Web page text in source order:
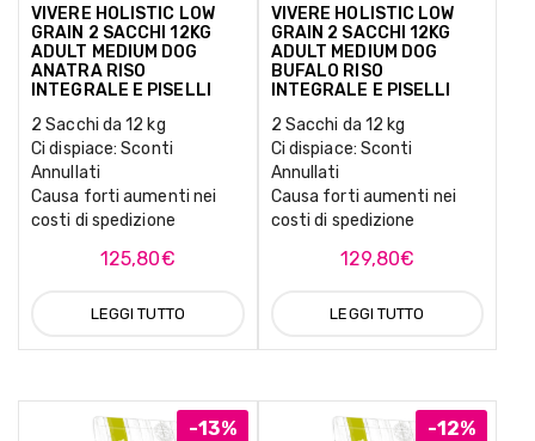
VIVERE HOLISTIC LOW
GRAIN 2 SACCHI 12KG
ADULT MEDIUM DOG
ANATRA RISO
INTEGRALE E PISELLI
2 Sacchi da 12 kg
Ci dispiace: Sconti
Annullati
Causa forti aumenti nei
costi di spedizione
125,80€
LEGGI TUTTO
VIVERE HOLISTIC LOW
GRAIN 2 SACCHI 12KG
ADULT MEDIUM DOG
BUFALO RISO
INTEGRALE E PISELLI
2 Sacchi da 12 kg
Ci dispiace: Sconti
Annullati
Causa forti aumenti nei
costi di spedizione
129,80€
LEGGI TUTTO
-13% -12%